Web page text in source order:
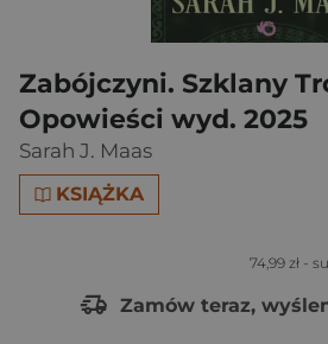
Zabójczyni. Szklany
Opowieści wyd. 2025
Sarah J. Maas
KSIĄŻKA
74,99 zł -
Zamów teraz,